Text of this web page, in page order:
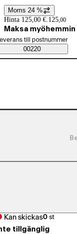
Prisinformation
Moms 24 %
Hinta 125,00 €. 125,00
Maksa
Saatavuustiedot
beställningssätt
till postnummer
00220
Kan skickas0 st
tillgänglig